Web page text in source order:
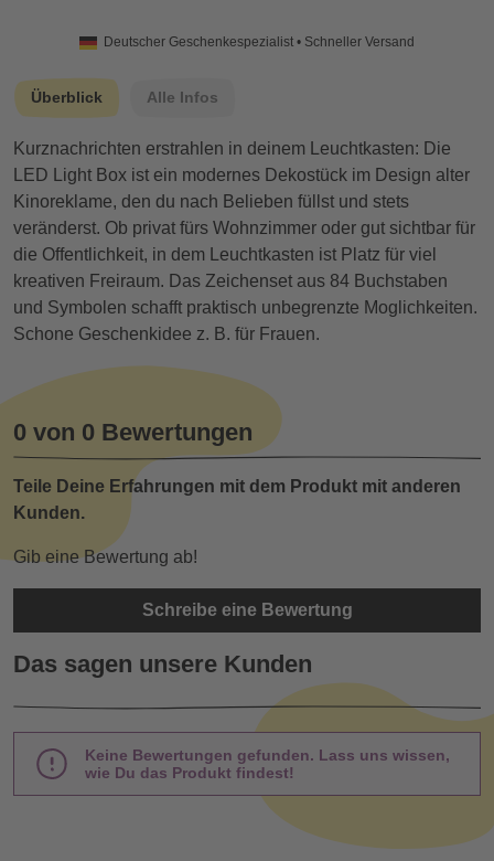
Deutscher Geschenkespezialist • Schneller Versand
Überblick Alle Infos
Kurznachrichten erstrahlen in deinem Leuchtkasten: Die
LED Light Box ist ein modernes Dekostück im Design alter
Kinoreklame, den du nach Belieben füllst und stets
veränderst. Ob privat fürs Wohnzimmer oder gut sichtbar für
die Offentlichkeit, in dem Leuchtkasten ist Platz für viel
kreativen Freiraum. Das Zeichenset aus 84 Buchstaben
und Symbolen schafft praktisch unbegrenzte Moglichkeiten.
Schone Geschenkidee z. B. für Frauen.
0 von 0 Bewertungen
Teile Deine Erfahrungen mit dem Produkt mit anderen
Kunden.
Gib eine Bewertung ab!
Schreibe eine Bewertung
Das sagen unsere Kunden
Keine Bewertungen gefunden. Lass uns wissen,
wie Du das Produkt findest!